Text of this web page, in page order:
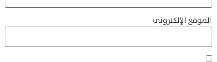
الموقع الإلكتروني